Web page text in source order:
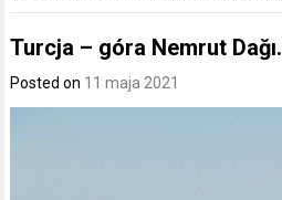
Turcja – góra Nemrut Dağı.
Posted on 11 maja 2021